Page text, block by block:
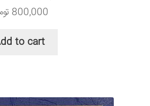
800,000
to cart